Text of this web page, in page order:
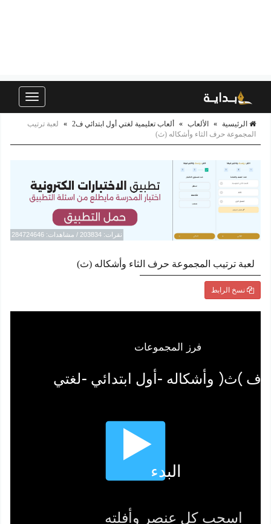
Toggle
الرئيسية » الألعاب » ألعاب تعليمية لغتي أول ابتدائي ف2 »
لعبة ترتيب
المجموعة حرف الثاء وأشكاله (ث)
نقرات: 203834 / مشاهدات: 284724646
لعبة ترتيب المجموعة حرف الثاء وأشكاله (ث)
نسخ الرابط